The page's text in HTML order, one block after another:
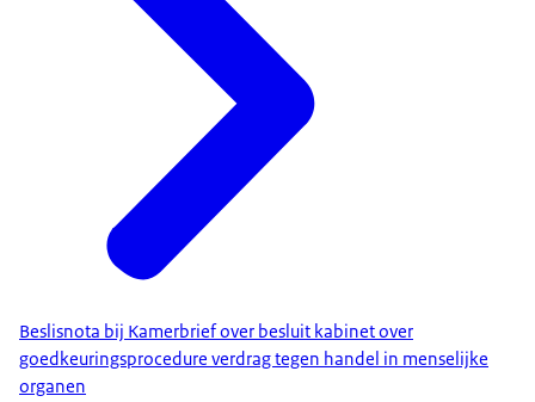
Beslisnota bij Kamerbrief over besluit kabinet over
goedkeuringsprocedure verdrag tegen handel in menselijke
organen